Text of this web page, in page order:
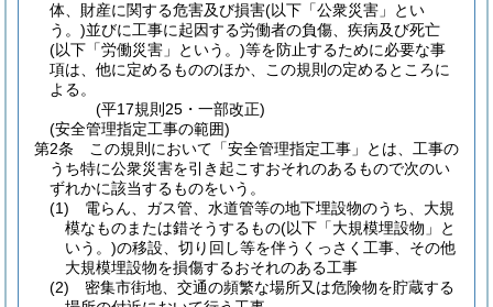
体、財産に関する危害及び損害(以下「公衆災害」とい
う。)並びに工事に起因する労働者の負傷、疾病及び死亡
(以下「労働災害」という。)等を防止するために必要な事
項は、他に定めるもののほか、この規則の定めるところに
よる。
(平17規則25・一部改正)
(安全管理指定工事の範囲)
第2条
この規則において「安全管理指定工事」とは、工事の
うち特に公衆災害を引き起こすおそれのあるもので次のい
ずれかに該当するものをいう。
(1)
電らん、ガス管、水道管等の地下埋設物のうち、大規
模なものまたは錯そうするもの(以下「大規模埋設物」と
いう。)の移設、切り回し等を伴うくっさく工事、その他
大規模埋設物を損傷するおそれのある工事
(2)
密集市街地、交通の頻繁な場所又は危険物を貯蔵する